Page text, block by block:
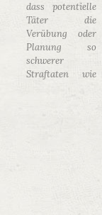
dass potentielle
Täter die
Verübung oder
Planung so
schwerer
Straftaten wie